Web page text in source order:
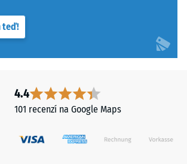
teď!
4.4
101 recenzí na Google Maps